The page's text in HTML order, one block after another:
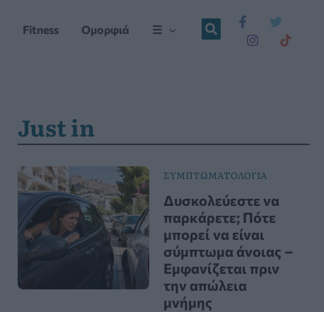
Fitness Ομορφιά ☰
Just in
ΣΥΜΠΤΩΜΑΤΟΛΟΓΙΑ
Δυσκολεύεστε να
παρκάρετε; Πότε
μπορεί να είναι
σύμπτωμα άνοιας –
Εμφανίζεται πριν
την απώλεια
μνήμης